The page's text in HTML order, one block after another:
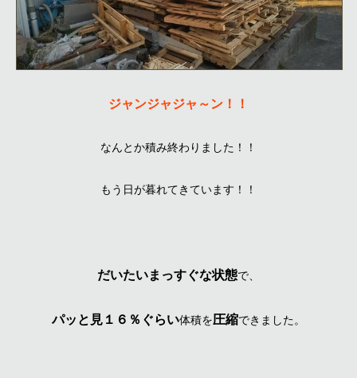
ジャンジャジャ～ン！！
なんとか積み終わりました！！
もう日が暮れてきています！！
だいたいまっすぐな状態で、
パッと見１６％ぐらい体積を圧縮できました。